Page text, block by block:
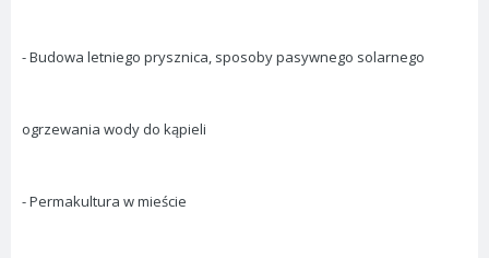
- Budowa letniego prysznica, sposoby pasywnego solarnego
ogrzewania wody do kąpieli
- Permakultura w mieście